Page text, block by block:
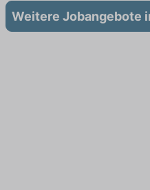
Weitere Jobangebote